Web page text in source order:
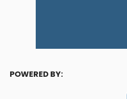
POWERED BY: